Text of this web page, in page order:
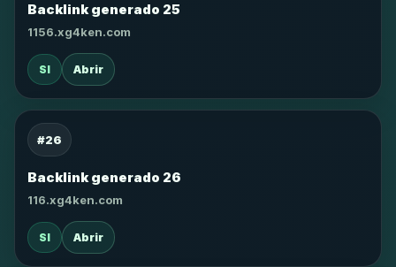
Backlink generado 25
1156.xg4ken.com
SI Abrir
#26
Backlink generado 26
116.xg4ken.com
SI Abrir